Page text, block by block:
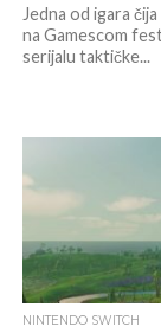
Jedna od igara
na Gamescom
serijalu taktičke...
NINTENDO SWITCH